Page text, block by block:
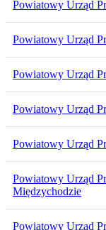
Powiatowy Urząd
Powiatowy Urząd
Powiatowy Urząd
Powiatowy Urząd
Powiatowy Urząd
Powiatowy Urząd
Międzychodzie
Powiatowy Urząd